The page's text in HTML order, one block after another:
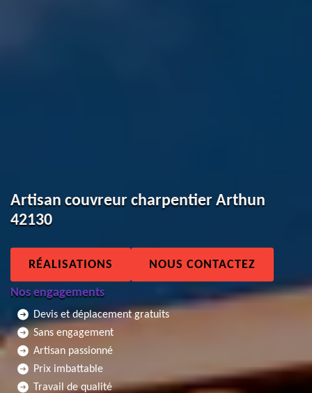
Artisan couvreur charpentier Arthun
42130
RÉALISATIONS NOUS CONTACTEZ
Nos engagements
Devis et déplacement gratuits
Sans engagement
Artisan passionné
Prix imbattable
Travail de qualité